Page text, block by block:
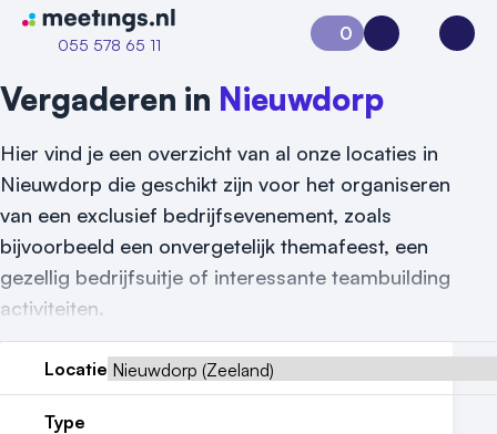
Naar home van Meetings
055 578 65 11
Vraag locatie aan
Locatiegids
0
Aanvraag 0Inloggen
Vergaderen in Nieuwdorp
Hier vind je een overzicht van al onze locaties in
Nieuwdorp die geschikt zijn voor het organiseren
van een exclusief bedrijfsevenement, zoals
bijvoorbeeld een onvergetelijk themafeest, een
gezellig bedrijfsuitje of interessante teambuilding
activiteiten.
Locatie
Type